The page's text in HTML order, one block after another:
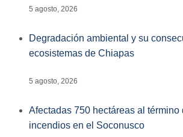
5 agosto, 2026
Degradación ambiental y su
ecosistemas de Chiapas
5 agosto, 2026
Afectadas 750 hectáreas al término
incendios en el Soconusco